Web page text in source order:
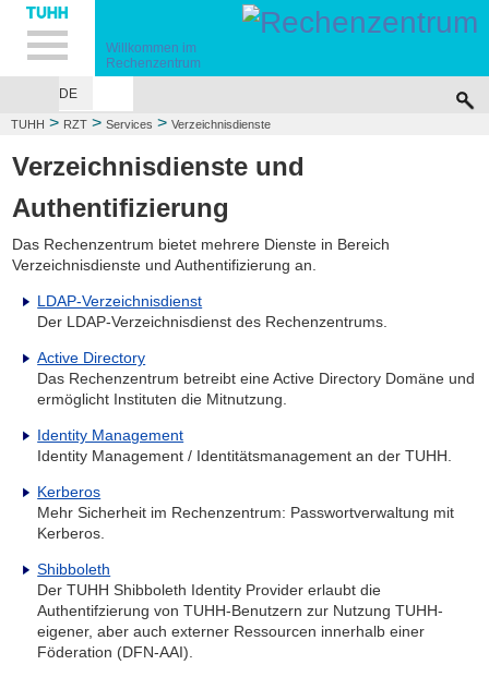
Hauptnavigation
Unternavigation
Inhalt
Suche
Willkommen im
Rechenzentrum
DE
TUHH > RZT > Services > Verzeichnisdienste
Verzeichnisdienste und
Authentifizierung
Das Rechenzentrum bietet mehrere Dienste in Bereich
Verzeichnisdienste und Authentifizierung an.
LDAP-Verzeichnisdienst
Der LDAP-Verzeichnisdienst des Rechenzentrums.
Active Directory
Das Rechenzentrum betreibt eine Active Directory Domäne und
ermöglicht Instituten die Mitnutzung.
Identity Management
Identity Management / Identitätsmanagement an der TUHH.
Kerberos
Mehr Sicherheit im Rechenzentrum: Passwortverwaltung mit
Kerberos.
Shibboleth
Der TUHH Shibboleth Identity Provider erlaubt die
Authentifzierung von TUHH-Benutzern zur Nutzung TUHH-
eigener, aber auch externer Ressourcen innerhalb einer
Föderation (DFN-AAI).